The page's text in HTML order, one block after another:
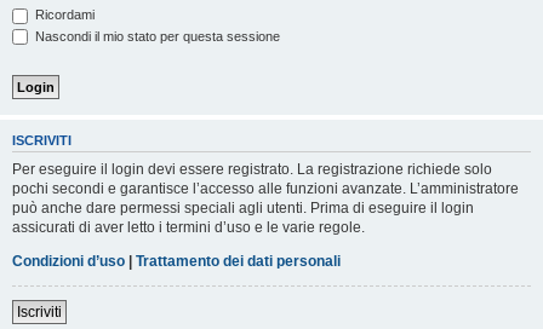
Ricordami
Nascondi il mio stato per questa sessione
ISCRIVITI
Per eseguire il login devi essere registrato. La registrazione richiede solo
pochi secondi e garantisce l’accesso alle funzioni avanzate. L’amministratore
può anche dare permessi speciali agli utenti. Prima di eseguire il login
assicurati di aver letto i termini d’uso e le varie regole.
Condizioni d’uso | Trattamento dei dati personali
Iscriviti